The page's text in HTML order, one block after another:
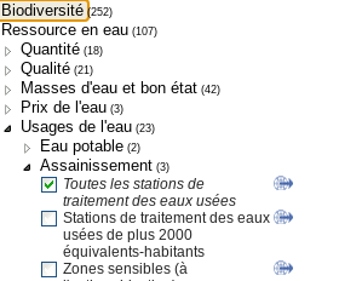
Biodiversité (252)
Ressource en eau (107)
Quantité (18)
Qualité (21)
Masses d'eau et bon état (42)
Prix de l'eau (3)
Usages de l'eau (23)
Eau potable (2)
Assainissement (3)
Toutes les stations de
traitement des eaux usées
Stations de traitement des eaux
usées de plus 2000
équivalents-habitants
Zones sensibles (à